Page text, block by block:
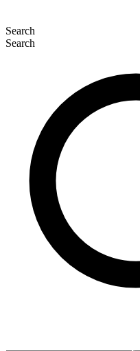
Search
Search